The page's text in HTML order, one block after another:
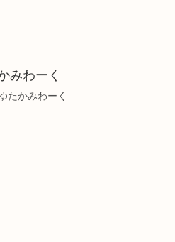
みわーく
たかみわーく.